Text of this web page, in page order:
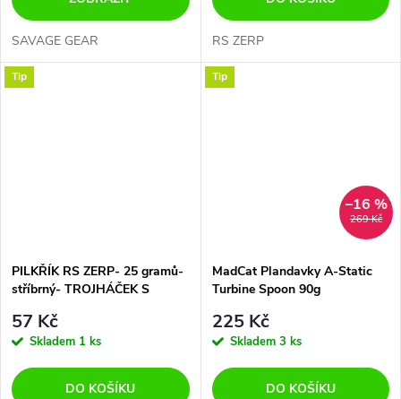
SAVAGE GEAR RS ZERP
Tip
PILKŘÍK RS ZERP- 25 gramů-
stříbrný- TROJHÁČEK S
57 Kč
Skladem 1 ks
DO KOŠÍKU
Tip
269 Kč
–16 %
MadCat Plandavky A-Static
Turbine Spoon 90g
225 Kč
Skladem 3 ks
DO KOŠÍKU